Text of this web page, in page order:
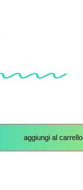
aggiungi al carrello